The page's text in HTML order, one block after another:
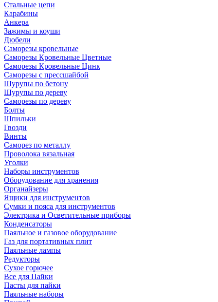
Стальные цепи
Карабины
Анкера
Зажимы и коуши
Дюбели
Саморезы кровельные
Саморезы Кровельные Цветные
Саморезы Кровельные Цинк
Саморезы с прессшайбой
Шурупы по бетону
Шурупы по дереву
Саморезы по дереву
Болты
Шпильки
Гвозди
Винты
Саморез по металлу
Проволока вязальная
Уголки
Наборы инструментов
Оборудование для хранения
Органайзеры
Ящики для инструментов
Сумки и пояса для инструментов
Электрика и Осветительные приборы
Конденсаторы
Паяльное и газовое оборудование
Газ для портативных плит
Паяльные лампы
Редукторы
Сухое горючее
Все для Пайки
Пасты для пайки
Паяльные наборы